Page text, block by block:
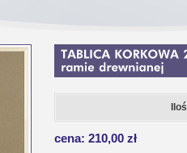
cena: 210,00 zł